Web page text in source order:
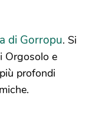
di Gorropu. Si
Orgosolo e
profondi